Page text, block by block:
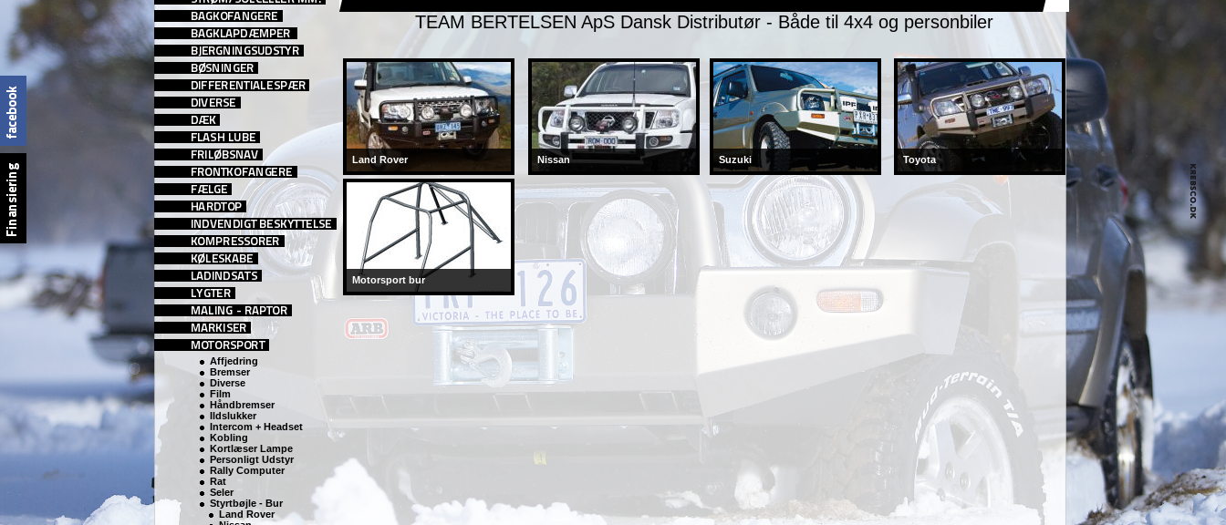
Affjedring
Bremser
Diverse
Film
Håndbremser
Ildslukker
Intercom + Headset
Kobling
Kortlæser Lampe
Personligt Udstyr
Rally Computer
Rat
Seler
Styrtbøjle - Bur
Land Rover
TEAM BERTELSEN ApS Dansk Distributør - Både til 4x4 og personbiler
Land Rover Nissan Suzuki Toyota
Motorsport bur